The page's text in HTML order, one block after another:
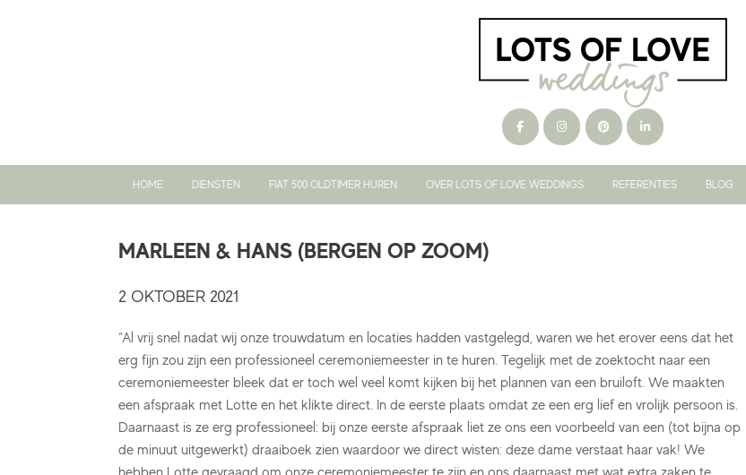
HOME DIENSTEN FIAT 500 OLDTIMER HUREN OVER LOTS OF LOVE WEDDINGS REFERENTIES BLOG
MARLEEN & HANS (BERGEN OP ZOOM)
2 OKTOBER 2021
“Al vrij snel nadat wij onze trouwdatum en locaties hadden vastgelegd, waren we het erover eens dat het
erg fijn zou zijn een professioneel ceremoniemeester in te huren. Tegelijk met de zoektocht naar een
ceremoniemeester bleek dat er toch wel veel komt kijken bij het plannen van een bruiloft. We maakten
een afspraak met Lotte en het klikte direct. In de eerste plaats omdat ze een erg lief en vrolijk persoon is.
Daarnaast is ze erg professioneel: bij onze eerste afspraak liet ze ons een voorbeeld van een (tot bijna op
de minuut uitgewerkt) draaiboek zien waardoor we direct wisten: deze dame verstaat haar vak! We
hebben Lotte gevraagd om onze ceremoniemeester te zijn en ons daarnaast met wat extra zaken te